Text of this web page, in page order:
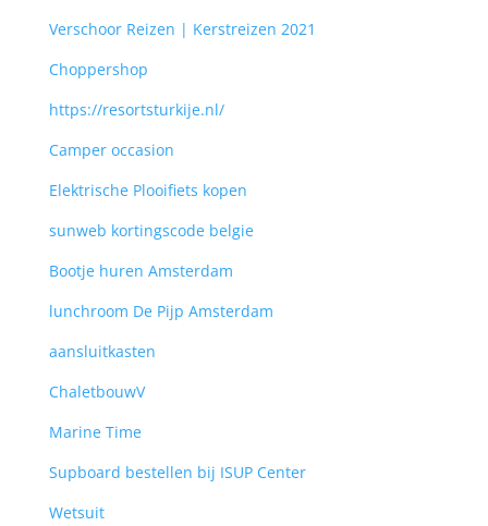
Verschoor Reizen | Kerstreizen 2021
Choppershop
https://resortsturkije.nl/
Camper occasion
Elektrische Plooifiets kopen
sunweb kortingscode belgie
Bootje huren Amsterdam
lunchroom De Pijp Amsterdam
aansluitkasten
ChaletbouwV
Marine Time
Supboard bestellen bij ISUP Center
Wetsuit